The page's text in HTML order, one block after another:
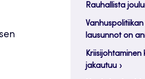
Rauhallista
lausunnot on
jakautuu